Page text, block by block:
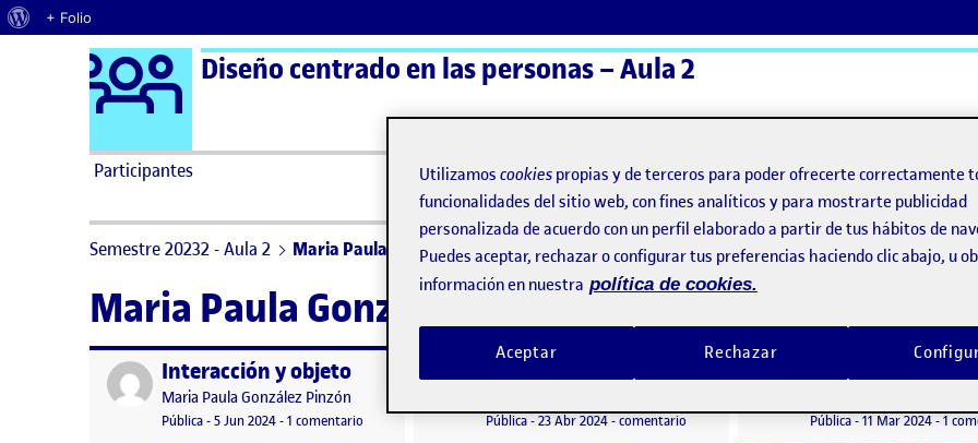
Acerca de WordPress
+ Folio
Saltar al contenido Logo Ágora
Diseño centrado en las personas – Aula 2
Participantes ActiFolios
Semestre 20232 - Aula 2 Maria Paula González Pinzón
Maria Paula González Pinzón
Publicado porInteracción y objeto
Publicado por
Maria Paula González Pinzón
Visibilidad:
Pública-Fecha de publicación
5 Jun 20246 junio, 2024 1:37 am
-1 comentario en Interacción y objeto
Practica 1 / Maqueta estación de tren
Visibilidad:
Pública-Fecha de publicación
23 Abr 202425 abril, 2024 2:21 pm
-comentarioen Practica 1 / Maqueta estación de tren
Visibilidad:
Pública-Fecha de
11 Mar 202411
-1
Utilizamos cookies propias y de terceros para poder ofrecerte correctamente
funcionalidades del sitio web, con fines analíticos y para mostrarte publicidad
personalizada de acuerdo con un perfil elaborado a partir de tus hábitos de
Puedes aceptar, rechazar o configurar tus preferencias haciendo clic abajo, u
información en nuestra política de cookies.
Rechazar
Aceptar